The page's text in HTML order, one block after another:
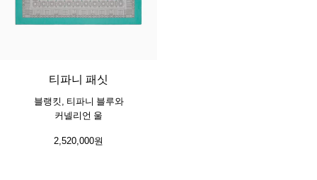
티파니 패싯
블랭킷, 티파니 블루와
커넬리언 울
2,520,000원